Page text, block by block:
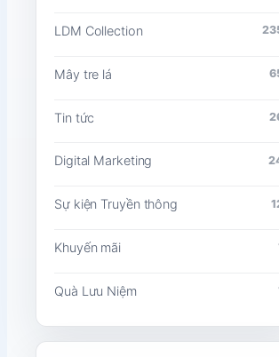
LDM Collection
Mây tre lá
Tin tức
Digital Marketing
Sự kiện Truyền thông
Khuyến mãi
Quà Lưu Niệm